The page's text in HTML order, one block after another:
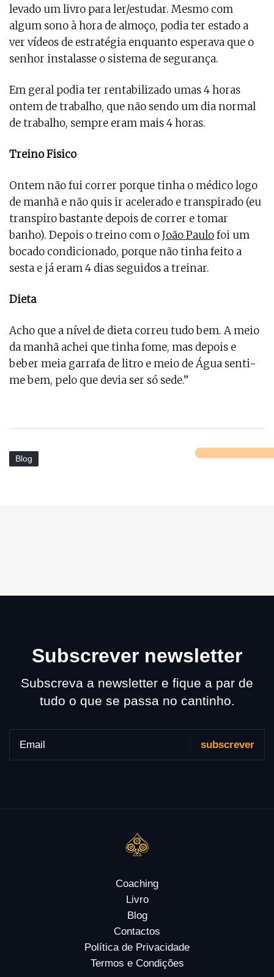
levado um livro para ler/estudar. Mesmo com
algum sono à hora de almoço, podia ter estado a
ver vídeos de estratégia enquanto esperava que o
senhor instalasse o sistema de segurança.
Em geral podia ter rentabilizado umas 4 horas
ontem de trabalho, que não sendo um dia normal
de trabalho, sempre eram mais 4 horas.
Treino Fisico
Ontem não fui correr porque tinha o médico logo
de manhã e não quis ir acelerado e transpirado (eu
transpiro bastante depois de correr e tomar
banho). Depois o treino com oJoão Paulofoi um
bocado condicionado, porque não tinha feito a
sesta e já eram 4 dias seguidos a treinar.
Dieta
Acho que a nível de dieta correu tudo bem. A meio
da manhã achei que tinha fome, mas depois e
beber meia garrafa de litro e meio de Água senti-
me bem, pelo que devia ser só sede.”
Blog
Subscrever newsletter
Subscreva a newsletter e fique a par de
tudo o que se passa no cantinho.
Coaching
Livro
Blog
Contactos
Política de Privacidade
Termos e Condições